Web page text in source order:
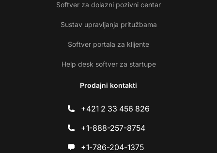
Softver za dolazni pozivni centar
Sustav upravljanja pritužbama
Softver portala za klijente
Help desk softver za startupe
Prodajni kontakti
+421 2 33 456 826
+1-888-257-8754
+1-786-204-1375